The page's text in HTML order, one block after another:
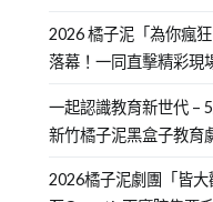
2026 橘子泥「為你瘋
落幕！一同直擊精彩現
一起認識教育新世代 –
新竹橘子泥黑盒子教育
2026橘子泥劇團「皆